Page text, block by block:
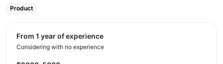
Product
from 1 year of experience
Considering with no experience